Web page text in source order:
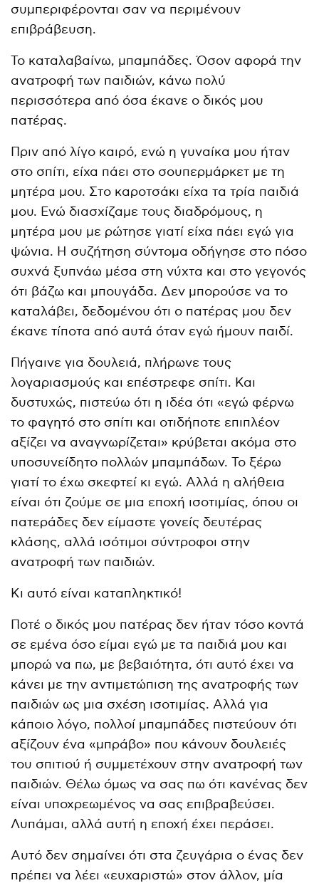
συμπεριφέρονται σαν να περιμένουν
επιβράβευση.
Το καταλαβαίνω, μπαμπάδες. Όσον αφορά την
ανατροφή των παιδιών, κάνω πολύ
περισσότερα από όσα έκανε ο δικός μου
πατέρας.
Πριν από λίγο καιρό, ενώ η γυναίκα μου ήταν
στο σπίτι, είχα πάει στο σουπερμάρκετ με τη
μητέρα μου. Στο καροτσάκι είχα τα τρία παιδιά
μου. Ενώ διασχίζαμε τους διαδρόμους, η
μητέρα μου με ρώτησε γιατί είχα πάει εγώ για
ψώνια. Η συζήτηση σύντομα οδήγησε στο πόσο
συχνά ξυπνάω μέσα στη νύχτα και στο γεγονός
ότι βάζω και μπουγάδα. Δεν μπορούσε να το
καταλάβει, δεδομένου ότι ο πατέρας μου δεν
έκανε τίποτα από αυτά όταν εγώ ήμουν παιδί.
Πήγαινε για δουλειά, πλήρωνε τους
λογαριασμούς και επέστρεφε σπίτι. Και
δυστυχώς, πιστεύω ότι η ιδέα ότι «εγώ φέρνω
το φαγητό στο σπίτι και οτιδήποτε επιπλέον
αξίζει να αναγνωρίζεται» κρύβεται ακόμα στο
υποσυνείδητο πολλών μπαμπάδων. Το ξέρω
γιατί το έχω σκεφτεί κι εγώ. Αλλά η αλήθεια
είναι ότι ζούμε σε μια εποχή ισοτιμίας, όπου οι
πατεράδες δεν είμαστε γονείς δευτέρας
κλάσης, αλλά ισότιμοι σύντροφοι στην
ανατροφή των παιδιών.
Κι αυτό είναι καταπληκτικό!
Ποτέ ο δικός μου πατέρας δεν ήταν τόσο κοντά
σε εμένα όσο είμαι εγώ με τα παιδιά μου και
μπορώ να πω, με βεβαιότητα, ότι αυτό έχει να
κάνει με την αντιμετώπιση της ανατροφής των
παιδιών ως μια σχέση ισοτιμίας. Αλλά για
κάποιο λόγο, πολλοί μπαμπάδες πιστεύουν ότι
αξίζουν ένα «μπράβο» που κάνουν δουλειές
του σπιτιού ή συμμετέχουν στην ανατροφή των
παιδιών. Θέλω όμως να σας πω ότι κανένας δεν
είναι υποχρεωμένος να σας επιβραβεύσει.
Λυπάμαι, αλλά αυτή η εποχή έχει περάσει.
Αυτό δεν σημαίνει ότι στα ζευγάρια ο ένας δεν
πρέπει να λέει «ευχαριστώ» στον άλλον, μία